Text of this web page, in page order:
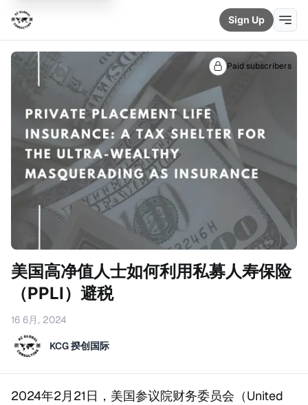
Sign Up
Paid subscribers
美国高净值人士如何利用私募人寿保险
（PPLI）避税
16 6月, 2024
KCG 揆创国际
2024年2月21日，美国参议院财务委员会（United